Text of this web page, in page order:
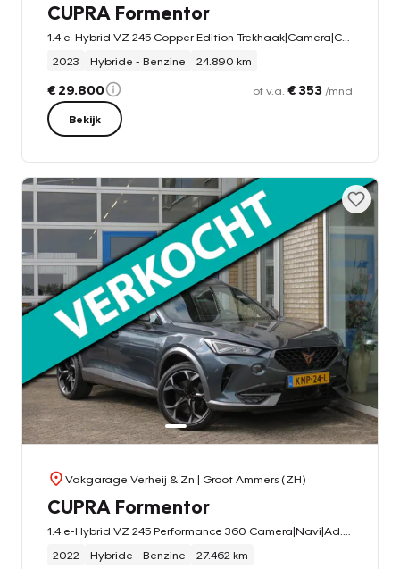
CUPRA Formentor
2023
Hybride - Benzine 24.890 km
€ 29.800 of v.a. € 353 /mnd
Bekijk
Vakgarage Verheij & Zn | Groot Ammers (ZH)
CUPRA Formentor
2022
Hybride - Benzine 27.462 km